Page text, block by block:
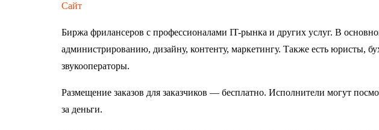
Сайт
Биржа фрилансеров с профессионалами IT-рынка и других услуг. В
администрированию, дизайну, контенту, маркетингу. Также есть юристы,
звукооператоры.
Размещение заказов для заказчиков — бесплатно. Исполнители могут
за деньги.